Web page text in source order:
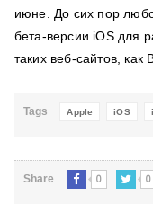
июне. До сих пор
бета-версии iOS для
таких веб-сайтов, как
Tags Apple iOS
Share 0 0